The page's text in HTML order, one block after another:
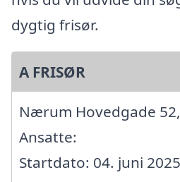
dygtig frisør.
A FRISØR
Nærum Hovedgade
Ansatte:
Startdato: 04. juni